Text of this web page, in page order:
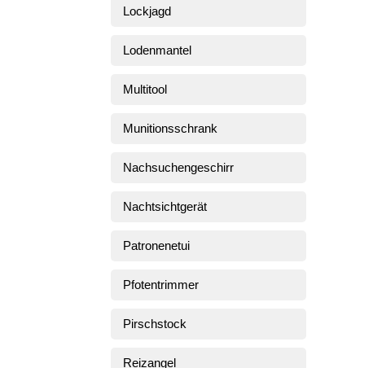
Lockjagd
Lodenmantel
Multitool
Munitionsschrank
Nachsuchengeschirr
Nachtsichtgerät
Patronenetui
Pfotentrimmer
Pirschstock
Reizangel